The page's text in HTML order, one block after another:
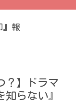
』報
？】ドラマ
知らない』